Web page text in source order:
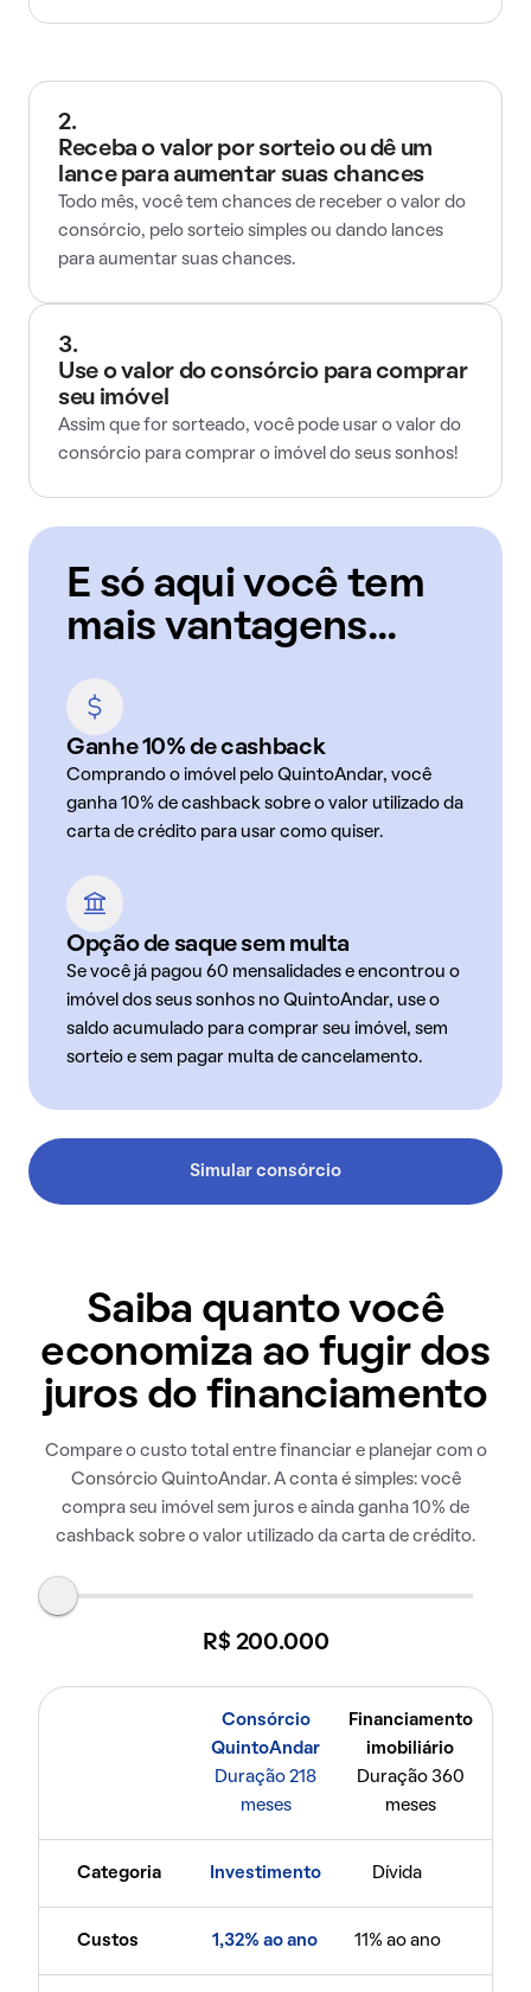
2.
Receba o valor por sorteio ou dê um
lance para aumentar suas chances
Todo mês, você tem chances de receber o valor do
consórcio, pelo sorteio simples ou dando lances
para aumentar suas chances.
3.
Use o valor do consórcio para comprar
seu imóvel
Assim que for sorteado, você pode usar o valor do
consórcio para comprar o imóvel do seus sonhos!
E só aqui você tem
mais vantagens...
Ganhe 10% de cashback
Comprando o imóvel pelo QuintoAndar, você
ganha 10% de cashback sobre o valor utilizado da
carta de crédito para usar como quiser.
Opção de saque sem multa
Se você já pagou 60 mensalidades e encontrou o
imóvel dos seus sonhos no QuintoAndar, use o
saldo acumulado para comprar seu imóvel, sem
sorteio e sem pagar multa de cancelamento.
Simular consórcio
Saiba quanto você
economiza ao fugir dos
juros do financiamento
Compare o custo total entre financiar e planejar com o
Consórcio QuintoAndar. A conta é simples: você
compra seu imóvel sem juros e ainda ganha 10% de
cashback sobre o valor utilizado da carta de crédito.
R$ 200.000
Consórcio
QuintoAndar
Duração 218
meses
Financiamento
imobiliário
Duração 360
meses
Categoria Investimento Dívida
Custos 1,32% ao ano 11% ao ano